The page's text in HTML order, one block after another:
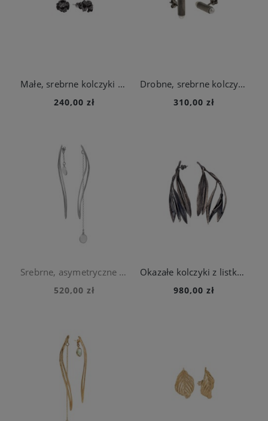
Małe, srebrne kolczyki na sztyfcie z kolekcji Bery
240,00 zł
Drobne, srebrne kolczyki na sztyft z perłami z kolekcji Astro
310,00 zł
Srebrne, asymetryczne kolczyki z chalcedonami
520,00 zł
Okazałe kolczyki z listkami rokitnika
980,00 zł